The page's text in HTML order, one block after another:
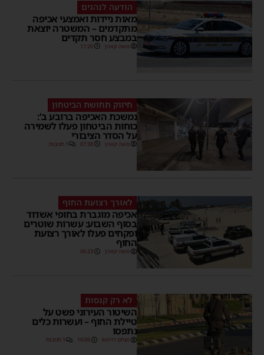
הודעה לנהגים
מאות ניידות ואמצעי אכיפה
מתקדמים – המשטרה יוצאת
במבצע חסר תקדים
משה קאהן 17:20
חיזוק תחושת הביטחון
נמשכת האכיפה ברובע ב’:
כוחות הביטחון פעלו לשמירה
על הסדר הציבורי
משה קאהן 07:38 1 תגובות
לאורך רצועת החוף
אכיפה מוגברת בחופי אשדוד
בסוף השבוע: עשרות שוטרים
ופקחים פעלו לאורך רצועת
החוף
משה קאהן 06:23
לא רק קנסות
השיטור העירוני פשט על
טיילת החוף – ועשרות כלים
נתפסו
מנחם דויטש 16:06 1 תגובות